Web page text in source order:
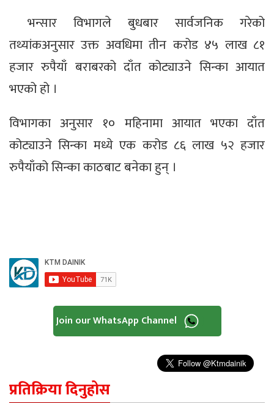
भन्सार विभागले बुधबार सार्वजनिक गरेको
तथ्यांकअनुसार उक्त अवधिमा तीन करोड ४५ लाख ८१
हजार रुपैयाँ बराबरको दाँत कोट्याउने सिन्का आयात
भएको हो ।
विभागका अनुसार १० महिनामा आयात भएका दाँत
कोट्याउने सिन्का मध्ये एक करोड ८६ लाख ५२ हजार
रुपैयाँको सिन्का काठबाट बनेका हुन् ।
Join our WhatsApp Channel
प्रतिक्रिया दिनुहोस